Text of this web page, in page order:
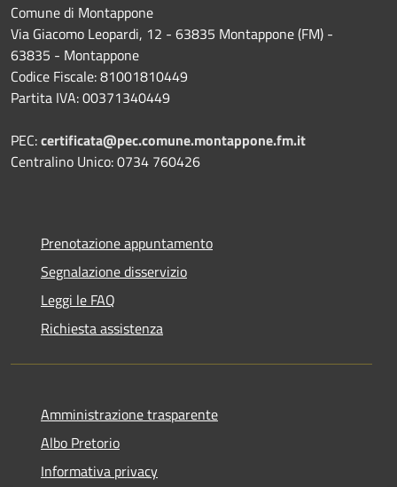
Comune di Montappone
Via Giacomo Leopardi, 12 - 63835 Montappone (FM) -
63835 - Montappone
Codice Fiscale: 81001810449
Partita IVA: 00371340449
PEC:certificata@pec.comune.montappone.fm.it
Centralino Unico: 0734 760426
Prenotazione appuntamento
Segnalazione disservizio
Leggi le FAQ
Richiesta assistenza
Amministrazione trasparente
Albo Pretorio
Informativa privacy